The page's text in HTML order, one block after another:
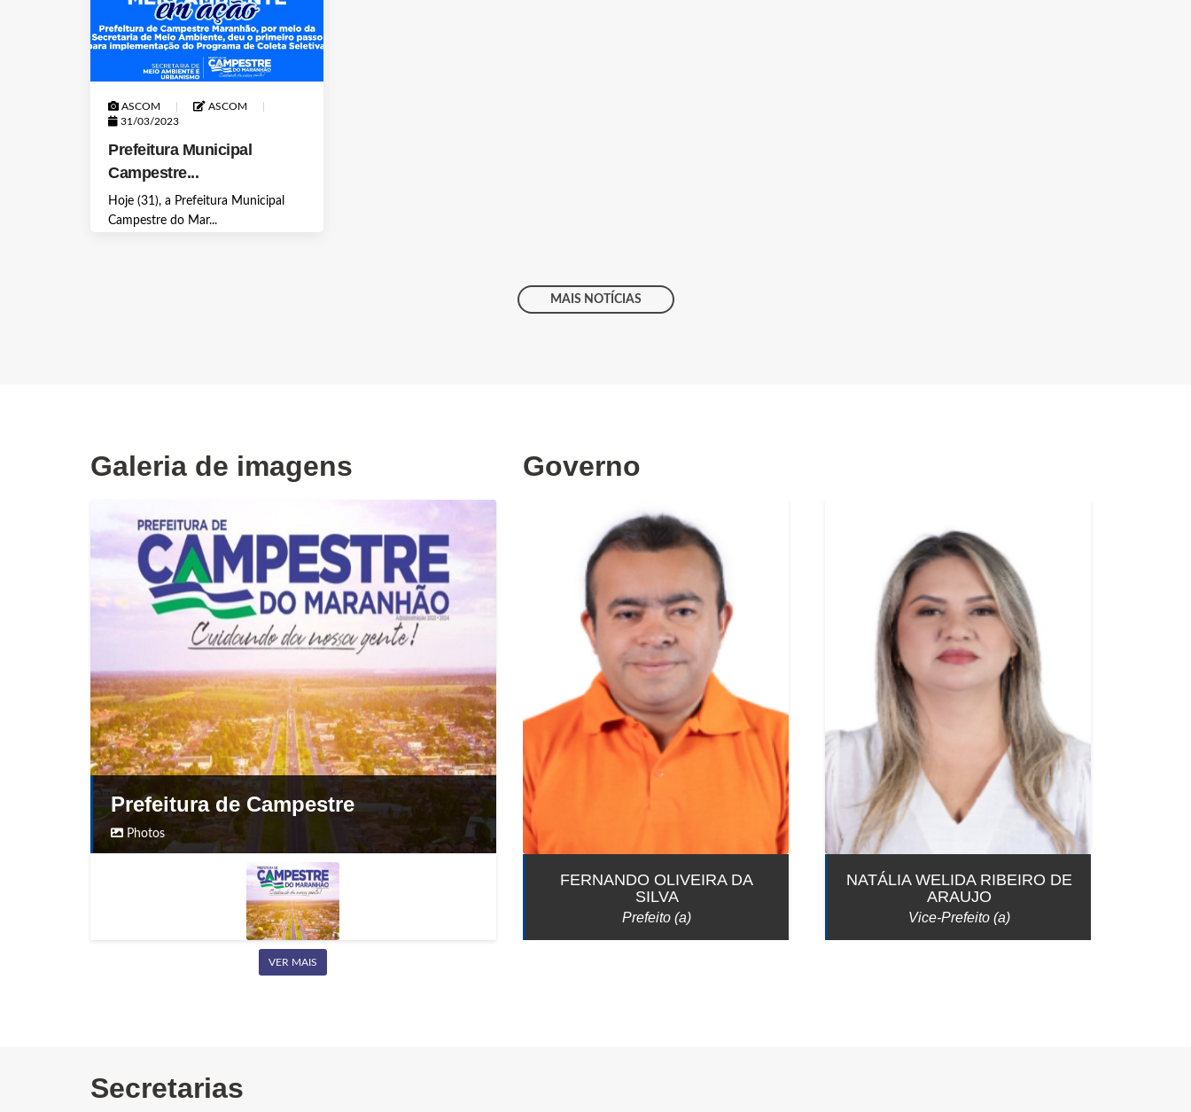
ASCOM
ASCOM
31/03/2023
Prefeitura Municipal
Campestre...
Hoje (31), a Prefeitura Municipal
Campestre do Mar...
MAIS NOTÍCIAS
Galeria de imagens
Prefeitura de Campestre
Photos
VER MAIS
Governo
FERNANDO OLIVEIRA DA
SILVA
Prefeito (a)
NATÁLIA WELIDA RIBEIRO DE
ARAUJO
Vice-Prefeito (a)
Secretarias